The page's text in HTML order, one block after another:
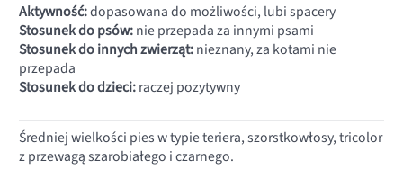
Aktywność:dopasowana do możliwości, lubi spacery
Stosunek do psów:nie przepada za innymi psami
Stosunek do innych zwierząt:nieznany, za kotami nie
przepada
Stosunek do dzieci:raczej pozytywny
Średniej wielkości pies w typie teriera, szorstkowłosy, tricolor
z przewagą szarobiałego i czarnego.